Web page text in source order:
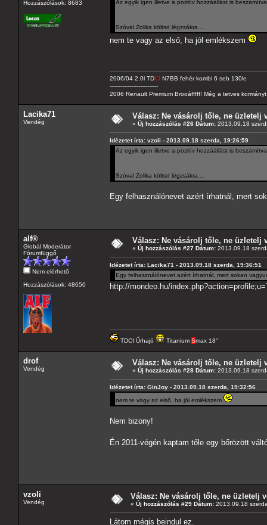
Hozzászólások: 8683
Az egyik igen illetve a pozitív hozzáállást is
Szóval Zolika költsd légzsákra....
nem te vagy az első, ha jól emlékszem
2006/04 2.0l TDCI N7BB fehér kombi 6 seb 130le
---------------------------
2006 Renault Premium Brooáfffff! Még a tetves
Lacika71
Vendég
Válasz: Ne vásárolj tőle, ne üzletelj
« Új hozzászólás #26 Dátum: 2013.09.18
Idézetet írta: vzoli - 2013.09.18 szerda, 19:26:59
Az egyik igen illetve a pozitív hozzáállást is
Szóval Zolika költsd légzsákra....
Egy felhasználónevet azért írhatnál, mert
alf®
Globál Moderátor
Fórumfüggő
Nem elérhető
Hozzászólások: 48650
Válasz: Ne vásárolj tőle, ne üzletelj
« Új hozzászólás #27 Dátum: 2013.09.18
Idézetet írta: Lacika71 - 2013.09.18 szerda, 19:36:51
Egy felhasználónevet azért írhatnál, mert sokan
http://mondeo.hu/
TDCI Űrhajó Titanium Smax 18"
drof
Vendég
Válasz: Ne vásárolj tőle, ne üzletelj
« Új hozzászólás #28 Dátum: 2013.09.18
Idézetet írta: GinJoy - 2013.09.18 szerda, 19:32:56
nem te vagy az első, ha jól emlékszem
Nem bizony!
Én 2011-végén kaptam tőle egy bőrözött
vzoli
Vendég
Válasz: Ne vásárolj tőle, ne üzletelj
« Új hozzászólás #29 Dátum: 2013.09.18
Látom mégis beindul ez.